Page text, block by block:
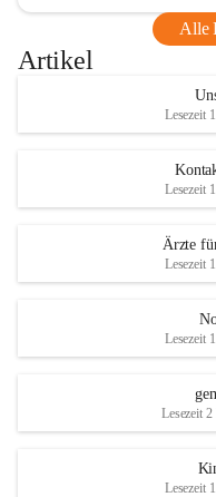
Alle
Artikel
Lesezeit
Lesezeit
Ärzte
Lesezeit
Lesezeit
Lesezeit
Lesezeit